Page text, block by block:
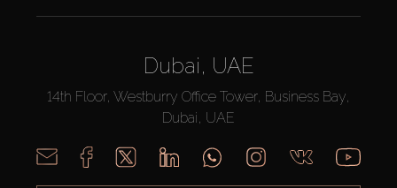
Dubai, UAE
14th Floor, Westburry Office Tower, Business Bay,
Dubai, UAE